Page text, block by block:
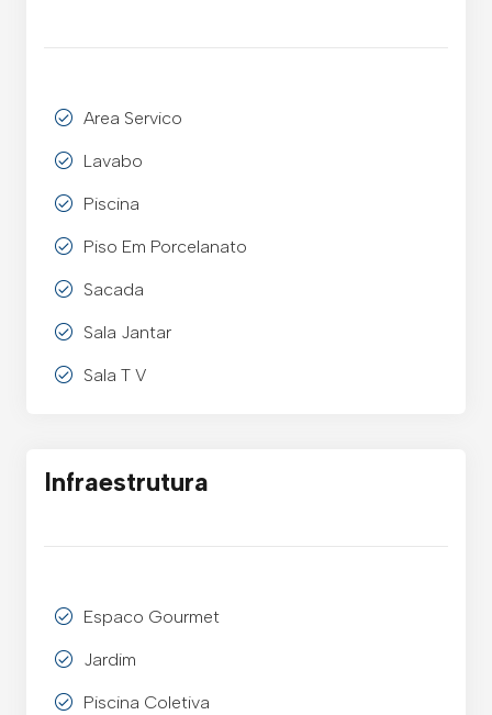
Area Servico
Lavabo
Piscina
Piso Em Porcelanato
Sacada
Sala Jantar
Sala T V
Infraestrutura
Espaco Gourmet
Jardim
Piscina Coletiva